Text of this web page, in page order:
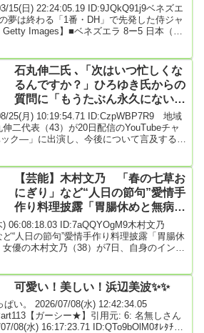
15(日) 22:24:05.19 ID:9JQkQ91j9ベネズエ
夢は終わる「1番・DH」で先発した侍ジャ
Images】■ベネズエラ 8ー5 日本（日
）準々決勝・ベネズエラ戦に5-8で敗れ
時間経ってようやく帰路についた。この
石丸伸二氏 ､「次はいつ忙しくな
るんですか？」ひろゆき氏からの
質問に「もうたぶん永久にないで
すね」
25(月) 10:19:54.71 ID:CzpWBP7R9 地域
二代表（43）が20日配信のYouTubeチャ
ク―」に出演し、今後について言及する場
石川県珠洲市を訪れることとなった。そ
か?」と質問されると、石丸氏は「疲れま
【芸能】木村文乃 「春の七草お
にぎり」など“人日の節句”愛情手
作り料理披露「胃腸休めと無病息
災を願って」
06:08:18.03 ID:7aQQYOgM9木村文乃
ど“人日の節句”愛情手作り料理披露「胃腸休
優の木村文乃（38）が7日、自身のインス
ひたし トマトの甘ポン和え 五目ひじ
大根のスープ」と紹介した。「人日の
ゆのと...
可愛い！美しい！浜辺美波✨✨
ぱい。 2026/07/08(水) 12:42:34.05
【ガーシー★】引用元: 6: 名無しさん
08(水) 16:17:23.71 ID:QTo9bOlM0ｵﾚﾀﾁﾉﾐ